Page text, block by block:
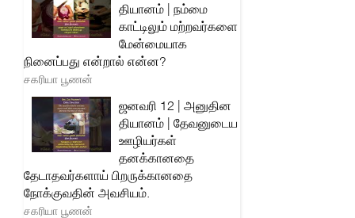
தியானம் | நம்மை
காட்டிலும் மற்றவர்களை
மேன்மையாக
நினைப்பது என்றால் என்ன?
சகரியா பூணன்
ஜனவரி 12 | அனுதின
தியானம் | தேவனுடைய
ஊழியர்கள்
தனக்கானதை
தேடாதவர்களாய் பிறருக்கானதை
நோக்குவதின் அவசியம்.
சகரியா பூணன்